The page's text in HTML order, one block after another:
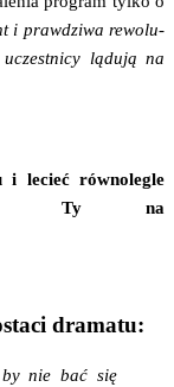
i praw­dzi­wa rewo­lu­
lądu­ją na
i lecieć rów­no­le­gle
co Ty na
dramatu:
nie bać się